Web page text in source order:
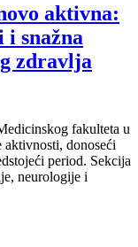
aktivna:
snažna
zdravlja
fakulteta u
donoseći
period. Sekcija
neurologije i